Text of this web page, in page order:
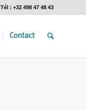
Tél : +32 498 47 48 43
Contact